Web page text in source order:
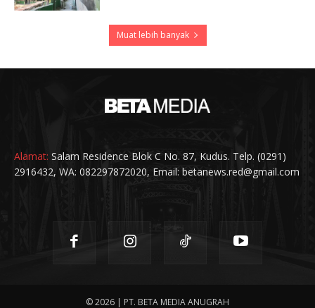
Muat lebih banyak
Alamat: Salam Residence Blok C No. 87, Kudus. Telp. (0291)
2916432, WA: 082297872020, Email: betanews.red@gmail.com
© 2026 | PT. BETA MEDIA ANUGRAH